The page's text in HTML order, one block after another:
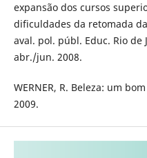
expansão dos cursos
dificuldades da retomada
aval. pol. públ. Educ. Rio de
abr./jun. 2008.
WERNER, R. Beleza: um
2009.